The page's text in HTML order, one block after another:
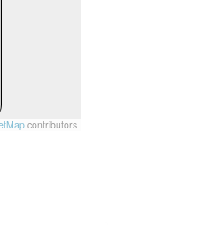
contributors